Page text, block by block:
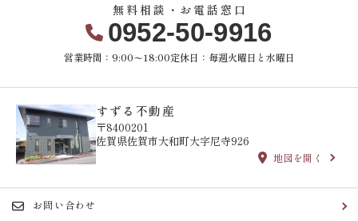
無料相談・お電話窓口
0952-50-9916
営業時間：9:00〜18:00定休日：毎週火曜日と水曜日
すずる不動産
〒8400201
佐賀県佐賀市大和町大字尼寺926
地図を開く
お問い合わせ